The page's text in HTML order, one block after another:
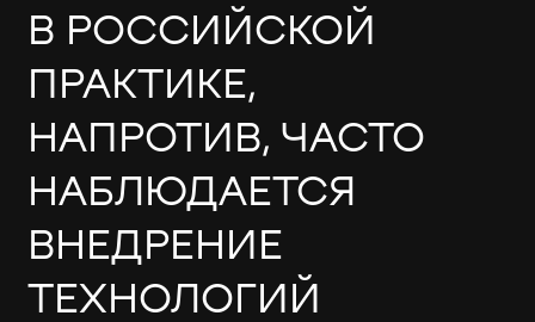
В РОССИЙСКОЙ
ПРАКТИКЕ,
НАПРОТИВ, ЧАСТО
НАБЛЮДАЕТСЯ
ВНЕДРЕНИЕ
ТЕХНОЛОГИЙ